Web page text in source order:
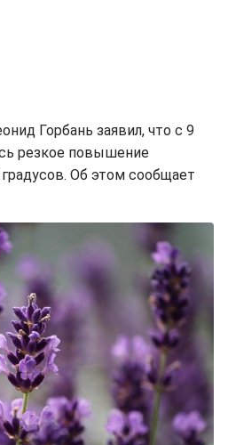
Горбань заявил, что с 9
резкое повышение
Об этом сообщает